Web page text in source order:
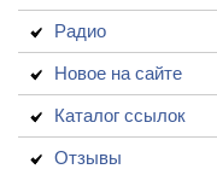
Радио
Новое на сайте
Каталог ссылок
Отзывы